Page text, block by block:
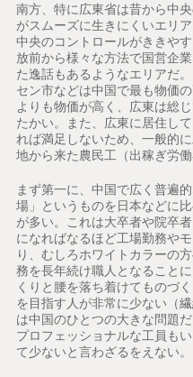
南方、特に広東省は昔から中
がスムーズに生きにくいエリ
中央のコントロールがききや
放前から様々な方法で国営企
た逸話もあるようなエリアだ
セン市などは中国で最も物価
よりも物価が高く、広東は総
たかい。また、広東に居住し
れば満足しないため、一般的
地から来た農民工（出稼ぎ労働
まず第一に、中国で広く普遍
場」というものを日本などに
が多い。これは大卒者や院卒
になればなるほど工場勤務や
り、むしろホワイトカラーの
務を長年続け職人となること
くりと腰を落ち着けてものづ
を目指す人が非常に少ない（
は中国のひとつの大きな問題
プロフェッショナルな工員も
て少ないと言わざるをえない。